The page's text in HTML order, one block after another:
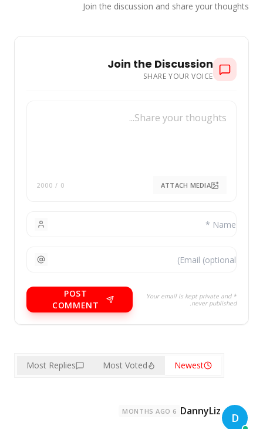
Join the discussion and share your thoughts
Join the Discussion
SHARE YOUR VOICE
ATTACH MEDIA
0
/ 2000
* Your email is kept private and
never published.
POST
COMMENT
Newest
Most Voted
Most Replies
D
DannyLiz
6 MONTHS AGO